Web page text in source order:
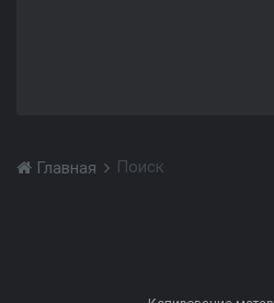
Главная Поиск